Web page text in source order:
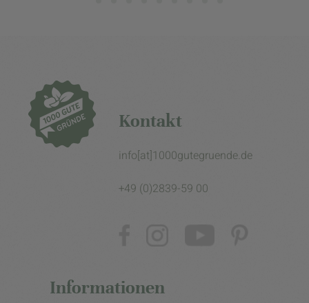
Kontakt
info[at]1000gutegruende.de
+49 (0)2839-59 00
Informationen